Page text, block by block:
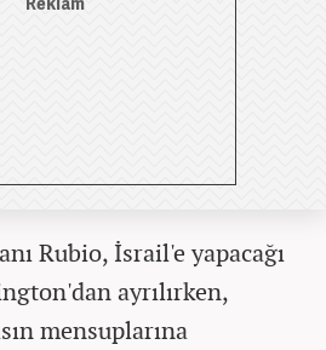
Rubio, İsrail'e yapacağı
ayrılırken,
mensuplarına